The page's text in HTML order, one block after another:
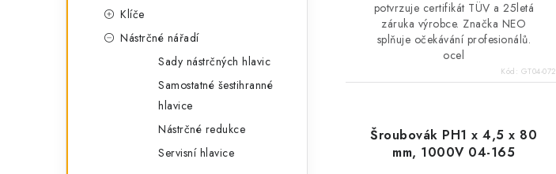
Klíče
Nástrčné nářadí
Sady nástrčných hlavic
Samostatné šestihranné
hlavice
Nástrčné redukce
Servisní hlavice
potvrzuje certifikát TÜV a 25letá
záruka výrobce. Značka NEO
splňuje očekávání profesionálů.
ocel
Kód: GT04-072
Šroubovák PH1 x 4,5 x 80
mm, 1000V 04-165